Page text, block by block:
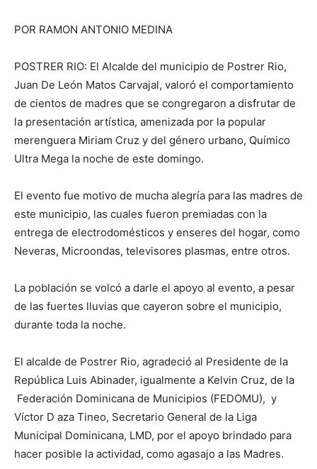
POR RAMON ANTONIO MEDINA
POSTRER RIO: El Alcalde del municipio de Postrer Rio,
Juan De León Matos Carvajal, valoró el comportamiento
de cientos de madres que se congregaron a disfrutar de
la presentación artística, amenizada por la popular
merenguera Miriam Cruz y del género urbano, Químico
Ultra Mega la noche de este domingo.
El evento fue motivo de mucha alegría para las madres de
este municipio, las cuales fueron premiadas con la
entrega de electrodomésticos y enseres del hogar, como
Neveras, Microondas, televisores plasmas, entre otros.
La población se volcó a darle el apoyo al evento, a pesar
de las fuertes lluvias que cayeron sobre el municipio,
durante toda la noche.
El alcalde de Postrer Rio, agradeció al Presidente de la
República Luis Abinader, igualmente a Kelvin Cruz, de la
Federación Dominicana de Municipios (FEDOMU), y
Víctor D aza Tineo, Secretario General de la Liga
Municipal Dominicana, LMD, por el apoyo brindado para
hacer posible la actividad, como agasajo a las Madres.